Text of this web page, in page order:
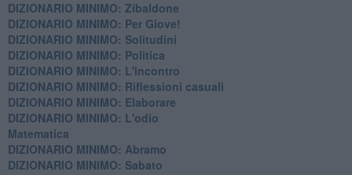
DIZIONARIO MINIMO: Zibaldone
DIZIONARIO MINIMO: Per Giove!
DIZIONARIO MINIMO: Solitudini
DIZIONARIO MINIMO: Politica
DIZIONARIO MINIMO: L'incontro
DIZIONARIO MINIMO: Riflessioni casuali
DIZIONARIO MINIMO: Elaborare
DIZIONARIO MINIMO: L'odio
​Matematica
DIZIONARIO MINIMO: Abramo
DIZIONARIO MINIMO: Sabato